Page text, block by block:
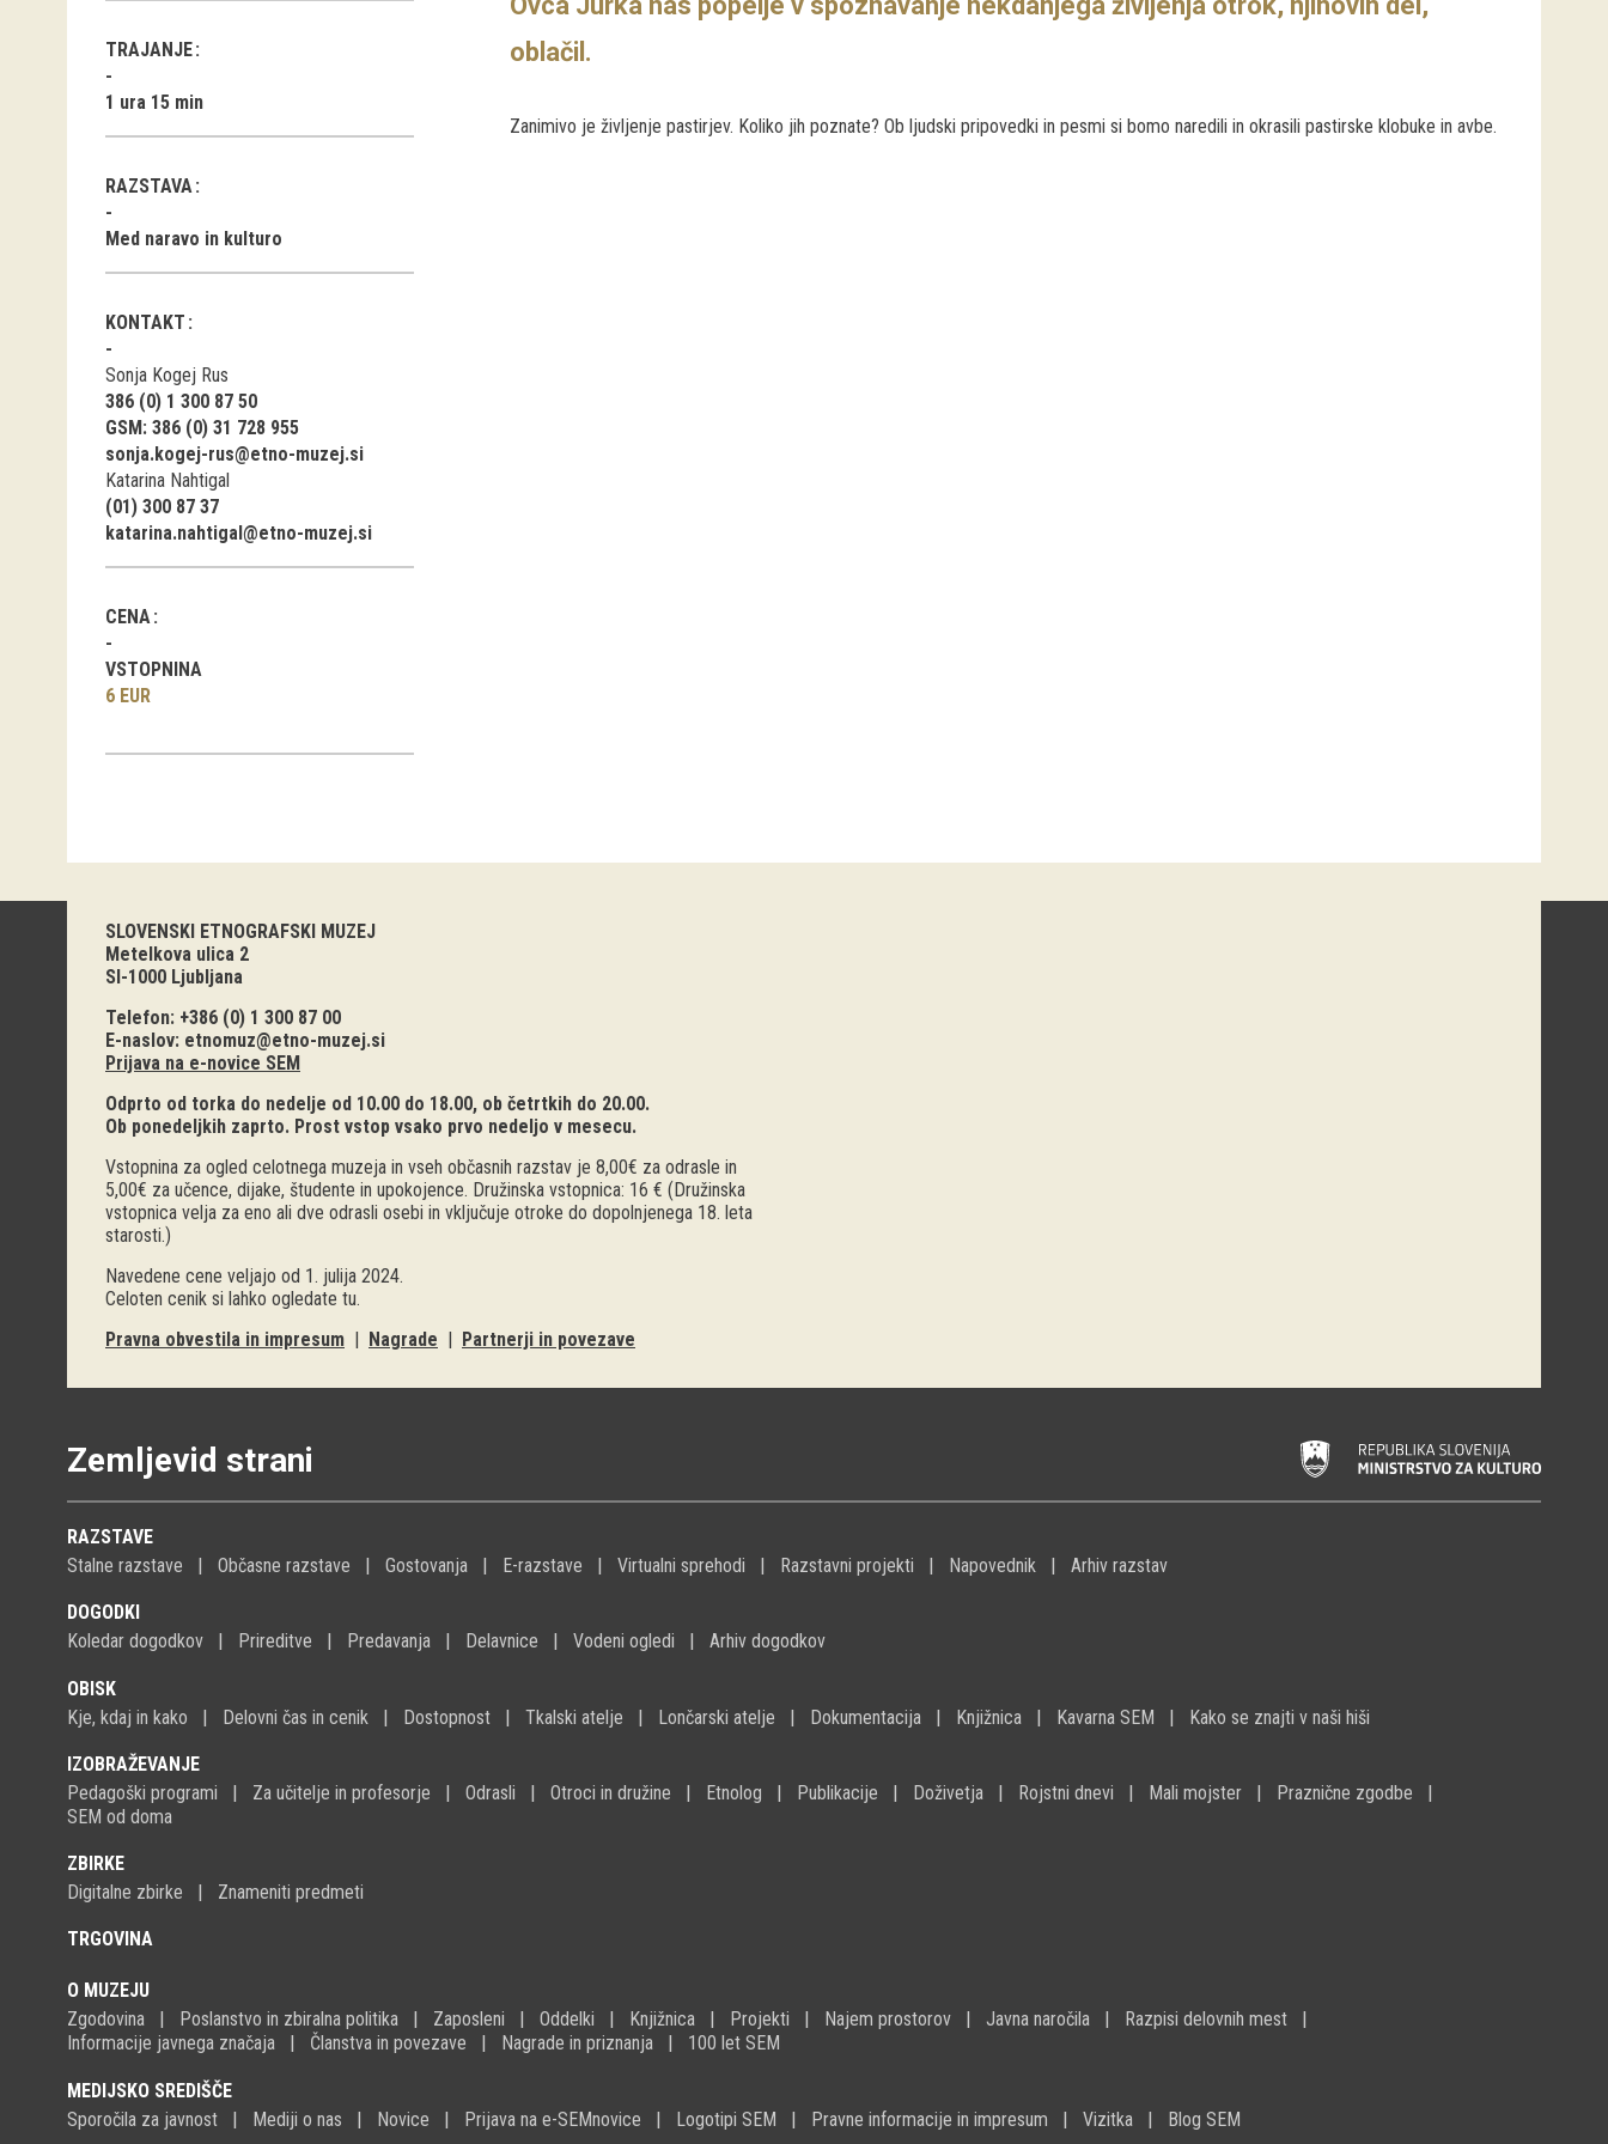
TRAJANJE
1 ura 15 min
RAZSTAVA
Med naravo in kulturo
KONTAKT
Sonja Kogej Rus
386 (0) 1 300 87 50
GSM: 386 (0) 31 728 955
sonja.kogej-rus@etno-muzej.si
Katarina Nahtigal
(01) 300 87 37
katarina.nahtigal@etno-muzej.si
CENA
VSTOPNINA
6 EUR
oblačil.
Zanimivo je življenje pastirjev. Koliko jih poznate? Ob ljudski pripovedki in pesmi si bomo naredili in okrasili pastirske klobuke in avbe.
SLOVENSKI ETNOGRAFSKI MUZEJ
Metelkova ulica 2
SI-1000 Ljubljana
Telefon: +386 (0) 1 300 87 00
E-naslov: etnomuz@etno-muzej.si
Prijava na e-novice SEM
Odprto od torka do nedelje od 10.00 do 18.00, ob četrtkih do 20.00.
Ob ponedeljkih zaprto. Prost vstop vsako prvo nedeljo v mesecu.
Vstopnina za ogled celotnega muzeja in vseh občasnih razstav je 8,00€ za odrasle in
5,00€ za učence, dijake, študente in upokojence. Družinska vstopnica: 16 € (Družinska
vstopnica velja za eno ali dve odrasli osebi in vključuje otroke do dopolnjenega 18. leta
starosti.)
Navedene cene veljajo od 1. julija 2024.
Celoten cenik si lahko ogledate tu.
Pravna obvestila in impresum | Nagrade | Partnerji in povezave
Zemljevid strani
RAZSTAVE
Stalne razstave
Občasne razstave Gostovanja E-razstave Virtualni sprehodi Razstavni projekti Napovednik Arhiv razstav
DOGODKI
Koledar dogodkov
Prireditve Predavanja Delavnice Vodeni ogledi Arhiv dogodkov
OBISK
Kje, kdaj in kako
Delovni čas in cenik Dostopnost Tkalski atelje Lončarski atelje Dokumentacija Knjižnica Kavarna SEM Kako se znajti v naši hiši
IZOBRAŽEVANJE
Pedagoški programi
Za učitelje in profesorje Odrasli Otroci in družine Etnolog Publikacije Doživetja Rojstni dnevi Mali mojster
Praznične zgodbe
SEM od doma
ZBIRKE
Digitalne zbirke
Znameniti predmeti
TRGOVINA
O MUZEJU
Zgodovina
Poslanstvo in zbiralna politika Zaposleni Oddelki Knjižnica Projekti Najem prostorov Javna naročila
Razpisi delovnih mest
Informacije javnega značaja
Članstva in povezave Nagrade in priznanja 100 let SEM
MEDIJSKO SREDIŠČE
Sporočila za javnost
Mediji o nas Novice Prijava na e-SEMnovice Logotipi SEM Pravne informacije in impresum Vizitka Blog SEM